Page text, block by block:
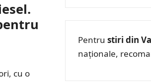
cu o
Pentru stiri din
naționale,